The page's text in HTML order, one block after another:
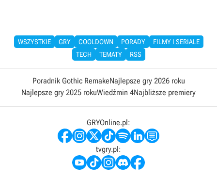
WSZYSTKIE GRY COOLDOWN PORADY
FILMY I SERIALE
TECH
TEMATY RSS
Poradnik Gothic RemakeNajlepsze gry 2026 roku
Najlepsze gry 2025 rokuWiedźmin 4Najbliższe premiery
GRYOnline.pl:
tvgry.pl: